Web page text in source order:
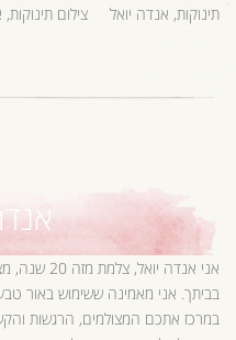
תינוקות, אנדה יואל צילום
אני אנדה
בביתך. אני מאמינה ששימוש באור
במרכז אתכם המצולמים, הרגשות